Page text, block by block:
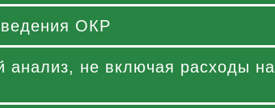
ОКР
анализ, не включая расходы на